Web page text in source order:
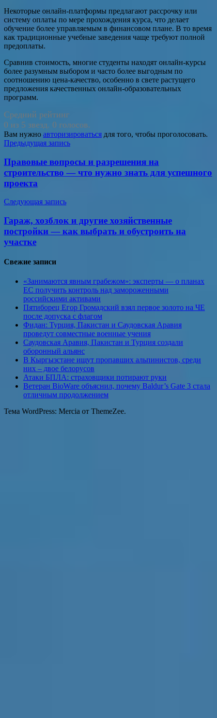
Некоторые онлайн-платформы предлагают рассрочку или
систему оплаты по мере прохождения курса, что делает
обучение более управляемым в финансовом плане. В то время
как традиционные учебные заведения чаще требуют полной
предоплаты.
Сравнив стоимость, многие студенты находят онлайн-курсы
более разумным выбором и часто более выгодным по
соотношению цена-качество, особенно в свете растущего
предложения качественных онлайн-образовательных
программ.
Средний рейтинг
0 из 5 звезд. 0 голосов.
Вам нужно авторизироваться для того, чтобы проголосовать.
Навигация
по
записям
Предыдущая запись
Правовые вопросы и разрешения на
строительство — что нужно знать для успешного
проекта
Следующая запись
Гараж, хозблок и другие хозяйственные
постройки — как выбрать и обустроить на
участке
Свежие записи
«Занимаются явным грабежом»: эксперты — о планах
ЕС получить контроль над замороженными
российскими активами
Пятиборец Егор Громадский взял первое золото на ЧЕ
после допуска с флагом
Фидан: Турция, Пакистан и Саудовская Аравия
проведут совместные военные учения
Саудовская Аравия, Пакистан и Турция создали
оборонный альянс
В Кыргызстане ищут пропавших альпинистов, среди
них – двое белорусов
Атаки БПЛА: страховщики потирают руки
Ветеран BioWare объяснил, почему Baldur’s Gate 3 стала
отличным продолжением
Тема WordPress: Mercia от ThemeZee.